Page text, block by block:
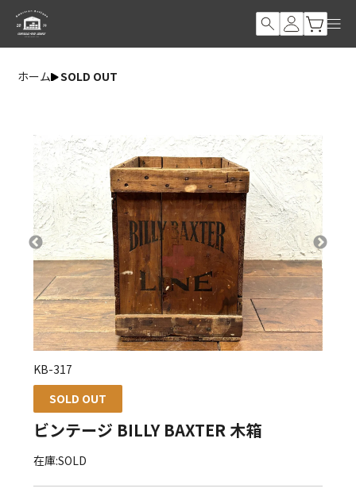
ホーム SOLD OUT
KB-317
SOLD OUT
ビンテージ BILLY BAXTER 木箱
在庫:SOLD